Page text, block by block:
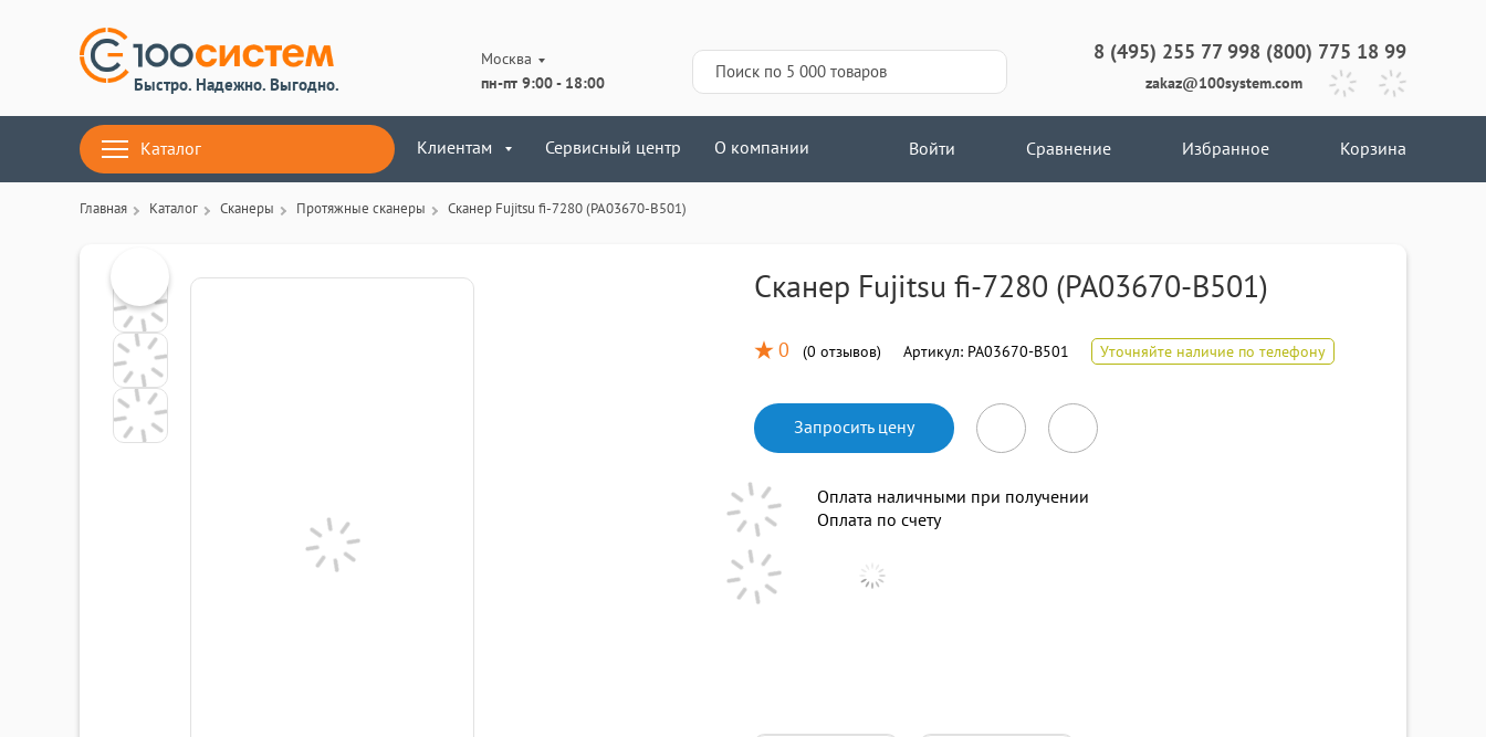
Быстро. Надежно. Выгодно.
Москва
пн-пт 9:00 - 18:00
8 (495) 255 77 998 (800) 775 18 99
zakaz@100system.com
Каталог Клиентам Сервисный центр О компании Войти Сравнение Избранное Корзина
Главная Каталог Сканеры Протяжные сканеры Сканер Fujitsu fi-7280 (PA03670-B501)
Сканер Fujitsu fi-7280 (PA03670-B501)
0 (0 отзывов) Артикул: PA03670-B501 Уточняйте наличие по телефону
Запросить цену
Оплата наличными при получении
Оплата по счету